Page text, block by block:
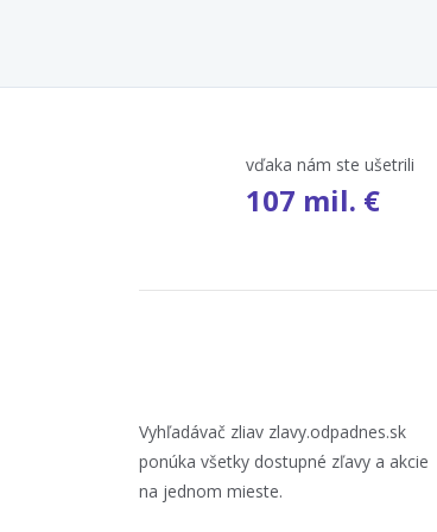
vďaka nám ste ušetrili
107 mil. €
Vyhľadávač zliav zlavy.odpadnes.sk
ponúka všetky dostupné zľavy a akcie
na jednom mieste.